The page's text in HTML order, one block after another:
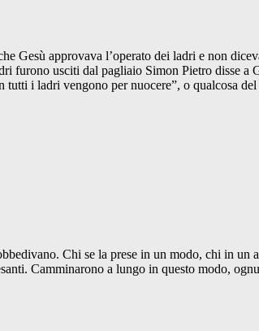
Gesù approvava l’operato dei ladri e non
furono usciti dal pagliaio Simon Pietro disse a
i ladri vengono per nuocere”, o qualcosa
Chi se la prese in un modo, chi in un
Camminarono a lungo in questo modo,